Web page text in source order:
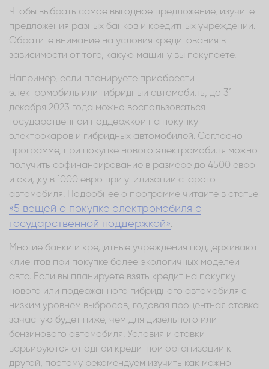
Чтобы выбрать самое выгодное предложение, изучите
предложения разных банков и кредитных учреждений.
Обратите внимание на условия кредитования в
зависимости от того, какую машину вы покупаете.
Например, если планируете приобрести
электромобиль или гибридный автомобиль, до 31
декабря 2023 года можно воспользоваться
государственной поддержкой на покупку
электрокаров и гибридных автомобилей. Согласно
программе, при покупке нового электромобиля можно
получить софинансирование в размере до 4500 евро
и скидку в 1000 евро при утилизации старого
автомобиля. Подробнее о программе читайте в статье
«5 вещей о покупке электромобиля с
государственной поддержкой».
Многие банки и кредитные учреждения поддерживают
клиентов при покупке более экологичных моделей
авто. Если вы планируете взять кредит на покупку
нового или подержанного гибридного автомобиля с
низким уровнем выбросов, годовая процентная ставка
зачастую будет ниже, чем для дизельного или
бензинового автомобиля. Условия и ставки
варьируются от одной кредитной организации к
другой, поэтому рекомендуем изучить как можно